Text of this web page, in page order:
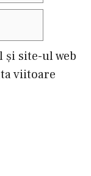
și site-ul web
viitoare